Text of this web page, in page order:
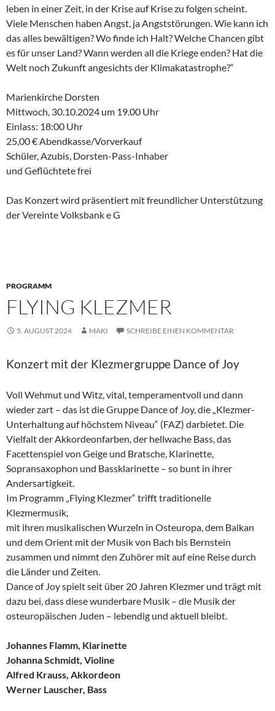
leben in einer Zeit, in der Krise auf Krise zu folgen scheint.
Viele Menschen haben Angst, ja Angststörungen. Wie kann ich
das alles bewältigen? Wo finde ich Halt? Welche Chancen gibt
es für unser Land? Wann werden all die Kriege enden? Hat die
Welt noch Zukunft angesichts der Klimakatastrophe?“
Marienkirche Dorsten
Mittwoch, 30.10.2024 um 19.00 Uhr
Einlass: 18:00 Uhr
25,00 € Abendkasse/Vorverkauf
Schüler, Azubis, Dorsten-Pass-Inhaber
und Geflüchtete frei
Das Konzert wird präsentiert mit freundlicher Unterstützung
der Vereinte Volksbank e G
PROGRAMM
FLYING KLEZMER
5. AUGUST 2024 MAKI SCHREIBE EINEN KOMMENTAR
Konzert mit der Klezmergruppe Dance of Joy
Voll Wehmut und Witz, vital, temperamentvoll und dann
wieder zart – das ist die Gruppe Dance of Joy, die „Klezmer-
Unterhaltung auf höchstem Niveau“ (FAZ) darbietet. Die
Vielfalt der Akkordeonfarben, der hellwache Bass, das
Facettenspiel von Geige und Bratsche, Klarinette,
Sopransaxophon und Bassklarinette – so bunt in ihrer
Andersartigkeit.
Im Programm „Flying Klezmer“ trifft traditionelle
Klezmermusik,
mit ihren musikalischen Wurzeln in Osteuropa, dem Balkan
und dem Orient mit der Musik von Bach bis Bernstein
zusammen und nimmt den Zuhörer mit auf eine Reise durch
die Länder und Zeiten.
Dance of Joy spielt seit über 20 Jahren Klezmer und trägt mit
dazu bei, dass diese wunderbare Musik – die Musik der
osteuropäischen Juden – lebendig und aktuell bleibt.
Johannes Flamm, Klarinette
Johanna Schmidt, Violine
Alfred Krauss, Akkordeon
Werner Lauscher, Bass